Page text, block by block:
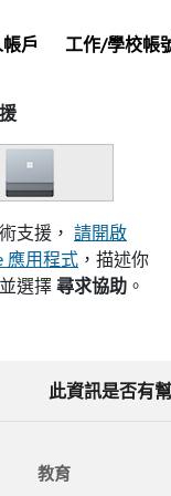
戶 工作/學校帳
支援， 請開啟
應用程式 ，描述你
選擇尋求協助 。
此資訊是否有
教育